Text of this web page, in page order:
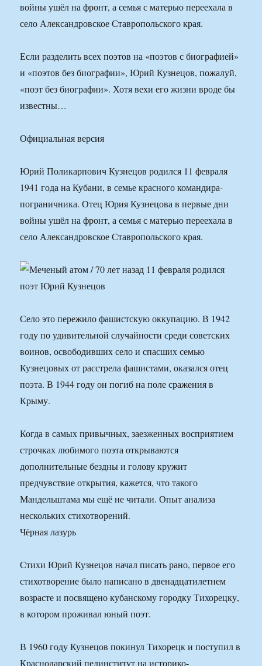
войны ушёл на фронт, а семья с матерью переехала в
село Александровское Ставропольского края.
Если разделить всех поэтов на «поэтов с биографией»
и «поэтов без биографии», Юрий Кузнецов, пожалуй,
«поэт без биографии». Хотя вехи его жизни вроде бы
известны…
Официальная версия
Юрий Поликарпович Кузнецов родился 11 февраля
1941 года на Кубани, в семье красного командира-
пограничника. Отец Юрия Кузнецова в первые дни
войны ушёл на фронт, а семья с матерью переехала в
село Александровское Ставропольского края.
Село это пережило фашистскую оккупацию. В 1942
году по удивительной случайности среди советских
воинов, освободивших село и спасших семью
Кузнецовых от расстрела фашистами, оказался отец
поэта. В 1944 году он погиб на поле сражения в
Крыму.
Когда в самых привычных, заезженных восприятием
строчках любимого поэта открываются
дополнительные бездны и голову кружит
предчувствие открытия, кажется, что такого
Мандельштама мы ещё не читали. Опыт анализа
нескольких стихотворений.
Чёрная лазурь
Стихи Юрий Кузнецов начал писать рано, первое его
стихотворение было написано в двенадцатилетнем
возрасте и посвящено кубанскому городку Тихорецку,
в котором проживал юный поэт.
В 1960 году Кузнецов покинул Тихорецк и поступил в
Краснодарский пединститут на историко-